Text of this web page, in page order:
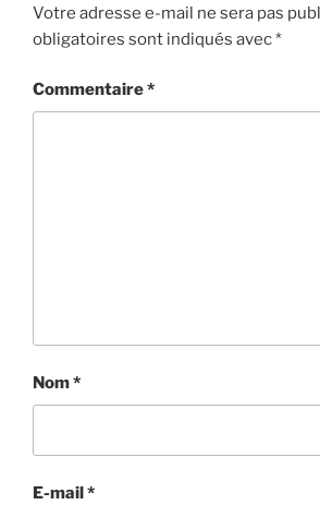
Votre adresse e-mail ne sera pas
obligatoires sont indiqués avec*
Commentaire*
Nom*
E-mail *